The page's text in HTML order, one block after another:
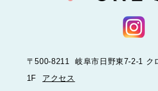
〒500-8211 岐阜市日野東7-2-1 ク
1F
アクセス